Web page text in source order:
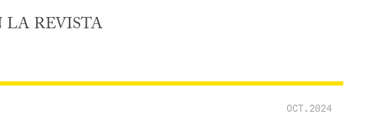
LA REVISTA
OCT.2024